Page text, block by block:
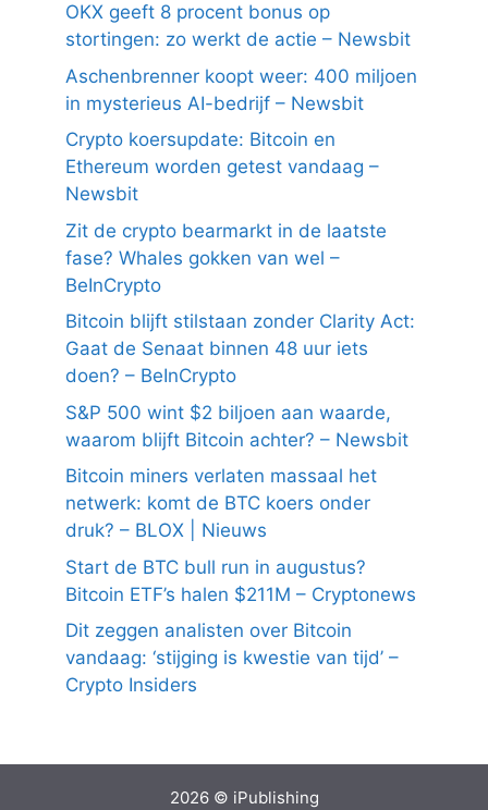
OKX geeft 8 procent bonus op
stortingen: zo werkt de actie – Newsbit
Aschenbrenner koopt weer: 400 miljoen
in mysterieus AI-bedrijf – Newsbit
Crypto koersupdate: Bitcoin en
Ethereum worden getest vandaag –
Newsbit
Zit de crypto bearmarkt in de laatste
fase? Whales gokken van wel –
BeInCrypto
Bitcoin blijft stilstaan zonder Clarity Act:
Gaat de Senaat binnen 48 uur iets
doen? – BeInCrypto
S&P 500 wint $2 biljoen aan waarde,
waarom blijft Bitcoin achter? – Newsbit
Bitcoin miners verlaten massaal het
netwerk: komt de BTC koers onder
druk? – BLOX | Nieuws
Start de BTC bull run in augustus?
Bitcoin ETF’s halen $211M – Cryptonews
Dit zeggen analisten over Bitcoin
vandaag: ‘stijging is kwestie van tijd’ –
Crypto Insiders
2026 © iPublishing